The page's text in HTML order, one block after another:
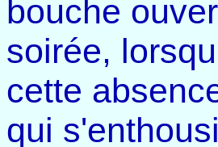
bouche
soirée,
cette
qui